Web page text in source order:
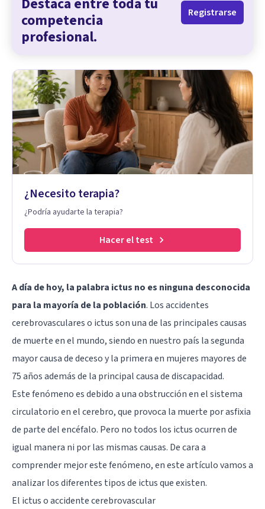
competencia
profesional.
Registrarse
¿Necesito terapia?
¿Podría ayudarte la terapia?
Hacer el test
A día de hoy, la palabra ictus no es ninguna desconocida
para la mayoría de la población. Los accidentes
cerebrovasculares o ictus son una de las principales causas
de muerte en el mundo, siendo en nuestro país la segunda
mayor causa de deceso y la primera en mujeres mayores de
75 años además de la principal causa de discapacidad.
Este fenómeno es debido a una obstrucción en el sistema
circulatorio en el cerebro, que provoca la muerte por asfixia
de parte del encéfalo. Pero no todos los ictus ocurren de
igual manera ni por las mismas causas. De cara a
comprender mejor este fenómeno, en este artículo vamos a
analizar los diferentes tipos de ictus que existen.
El ictus o accidente cerebrovascular